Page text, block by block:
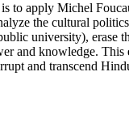
to apply Michel
the cultural
university), erase
and knowledge.
and transcend